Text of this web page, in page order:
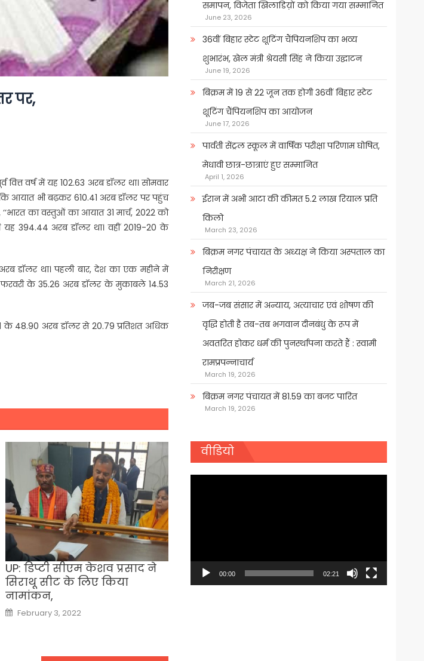
पर,
वर्ष में यह 102.63 अरब डॉलर था। सोमवार
आयात भी बढ़कर 610.41 अरब डॉलर पर पहुंच
‘‘भारत का वस्तुओं का आयात 31 मार्च, 2022 को
में यह 394.44 अरब डॉलर था। वहीं 2019-20 के
अरब डॉलर था। पहली बार, देश का एक महीने में
के 35.26 अरब डॉलर के मुकाबले 14.53
के 48.90 अरब डॉलर से 20.79 प्रतिशत अधिक
UP: डिप्टी सीएम केशव प्रसाद ने
सिराथू सीट के लिए किया
नामांकन,
Posted
on
February 3, 2022
समापन, विजेता खिलाडिय़ों को किया गया सम्मानित
June 23, 2026
36वीं बिहार स्टेट शूटिंग चैंपियनशिप का भव्य
शुभारंभ, खेल मंत्री श्रेयसी सिंह ने किया उद्घाटन
June 19, 2026
बिक्रम में 19 से 22 जून तक होगी 36वीं बिहार स्टेट
शूटिंग चैंपियनशिप का आयोजन
June 17, 2026
पार्वती सेंट्रल स्कूल में वार्षिक परीक्षा परिणाम घोषित,
मेधावी छात्र-छात्राएं हुए सम्मानित
April 1, 2026
ईरान में अभी आटा की कीमत 5.2 लाख रियाल प्रति
किलो
March 23, 2026
बिक्रम नगर पंचायत के अध्यक्ष ने किया अस्पताल का
निरीक्षण
March 21, 2026
जब-जब संसार में अन्याय, अत्याचार एवं शोषण की
वृद्धि होती है तब-तब भगवान दीनबंधु के रूप में
अवतरित होकर धर्म की पुनर्स्थापना करते हैं : स्वामी
रामप्रपन्नाचार्य
March 19, 2026
बिक्रम नगर पंचायत में 81.59 का बजट पारित
March 19, 2026
वीडियो
00:00 02:21